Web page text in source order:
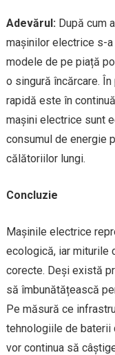
Adevărul:După cum
mașinilor electrice s-
modele de pe piață
o singură încărcare.
rapidă este în
mașini electrice sunt
consumul de energie
călătoriilor lungi.
Concluzie
Mașinile electrice
ecologică, iar miturile
corecte. Deși există
să îmbunătățească
Pe măsură ce
tehnologiile de baterii
vor continua să